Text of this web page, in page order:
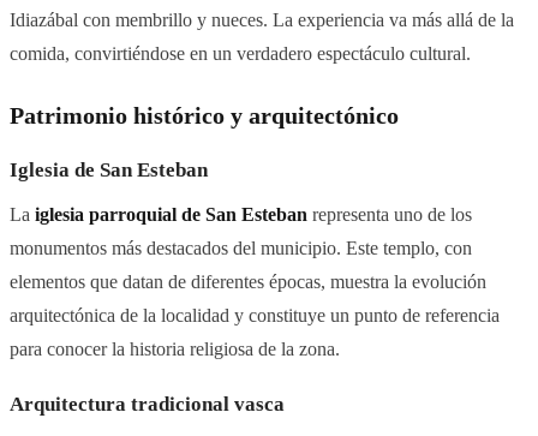
Idiazábal con membrillo y nueces. La experiencia va más allá de la
comida, convirtiéndose en un verdadero espectáculo cultural.
Patrimonio histórico y arquitectónico
Iglesia de San Esteban
La iglesia parroquial de San Esteban representa uno de los
monumentos más destacados del municipio. Este templo, con
elementos que datan de diferentes épocas, muestra la evolución
arquitectónica de la localidad y constituye un punto de referencia
para conocer la historia religiosa de la zona.
Arquitectura tradicional vasca